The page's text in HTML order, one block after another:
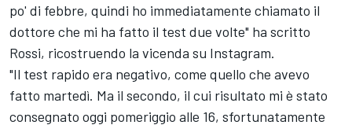
po' di febbre, quindi ho immediatamente chiamato il
dottore che mi ha fatto il test due volte" ha scritto
Rossi, ricostruendo la vicenda su Instagram.
"Il test rapido era negativo, come quello che avevo
fatto martedì. Ma il secondo, il cui risultato mi è stato
consegnato oggi pomeriggio alle 16, sfortunatamente